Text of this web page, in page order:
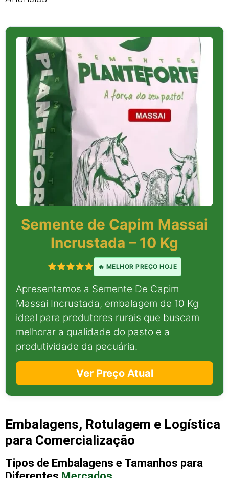
Semente de Capim Massai
Incrustada – 10 Kg
🔥 MELHOR PREÇO HOJE
Apresentamos a Semente De Capim
Massai Incrustada, embalagem de 10 Kg
ideal para produtores rurais que buscam
melhorar a qualidade do pasto e a
produtividade da pecuária.
Ver Preço Atual
Embalagens, Rotulagem e Logística
para Comercialização
Tipos de Embalagens e Tamanhos para